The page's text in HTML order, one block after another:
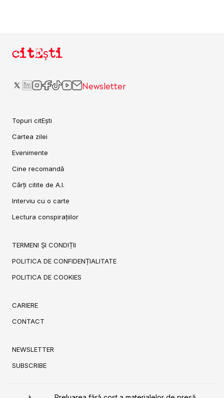
citEști
Newsletter
Topuri citEști
Cartea zilei
Evenimente
Cine recomandă
Cărți citite de A.I.
Interviu cu o carte
Lectura conspirațiilor
TERMENI ȘI CONDIȚII
POLITICA DE CONFIDENȚIALITATE
POLITICA DE COOKIES
CARIERE
CONTACT
NEWSLETTER
SUBSCRIBE